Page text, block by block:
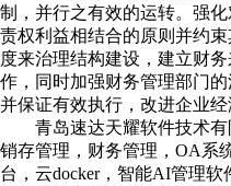
制，并行之有效的运转。强
责权利益相结合的原则并约
度来治理结构建设，建立财
作，同时加强财务管理部门
并保证有效执行，改进企业经
青岛速达天耀软件技术
销存管理，财务管理，OA系
台，云docker，智能AI管理